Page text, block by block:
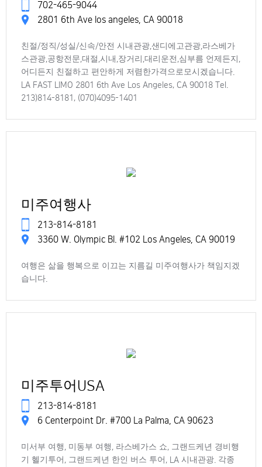
702-465-9044
2801 6th Ave los angeles, CA 90018
친절/정직/성실/신속/안전 시내관광,샌디에고관광,라스베가
스관광,공항전문,대절,시내,장거리,대리운전,심부름 언제든지,
어디든지 친절하고 편안하게 저렴한가격으로모시겠습니다.
LA FAST LIMO 2801 6th Ave Los Angeles, CA 90018 Tel.
213)814-8181, (070)4095-1401
미주여행사
213-814-8181
3360 W. Olympic Bl. #102 Los Angeles, CA 90019
여행은 삶을 행복으로 이끄는 지름길 미주여행사가 책임지겠
습니다.
미주투어USA
213-814-8181
6 Centerpoint Dr. #700 La Palma, CA 90623
미서부 여행, 미동부 여행, 라스베가스 쇼, 그랜드케년 경비행
기 헬기투어, 그랜드케년 한인 버스 투어, LA 시내관광. 각종